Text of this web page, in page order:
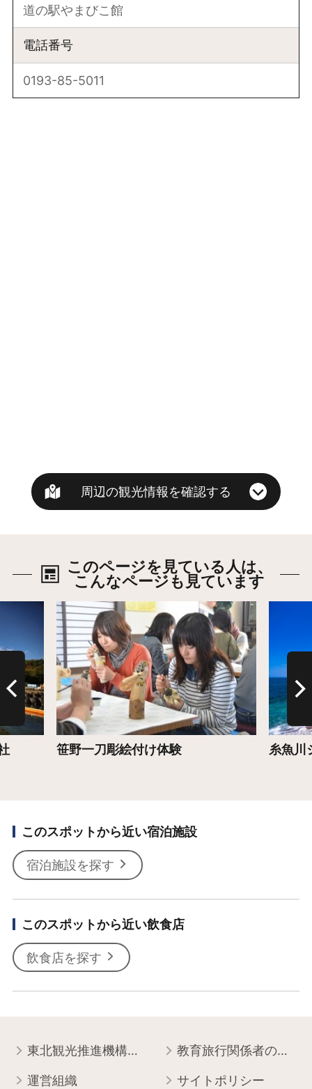
道の駅やまびこ館
電話番号
0193-85-5011
周辺の観光情報を確認する
このページを見ている人は、
こんなページも見ています
笹野一刀彫絵付け体験
詳細はこちら
糸魚川
このスポットから近い宿泊施設
宿泊施設を探す
このスポットから近い飲食店
飲食店を探す
東北観光推進機構について 教育旅行関係者の皆様へ
運営組織 サイトポリシー